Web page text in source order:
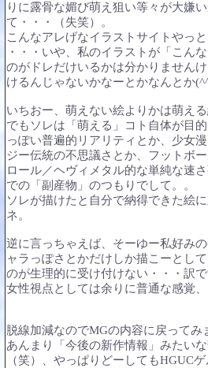
りに露骨な媚び萌え狙い等々が大嫌
て・・・（失笑）。
こんなアレげなイラストサイトやっ
・・・いや、私のイラストが「こん
のがドレだけいるかは分かりません
けるんじゃないかなーとかなんとか
いちおー、萌えない絵よりかは萌え
でもソレは「萌える」コト自体が目
っぽい普遍的リアリティとか、少女
ジー伝統の不思議さとか、フットボ
ロール／ヘヴィメタル的な単純な速
での「副産物」のつもりでして。。
ソレが描けたと自分で納得できた絵
ネ。
逆に言っちゃえば、そーゆー私好み
ャラっぽさとかだけしか描こーとし
のが生理的に受け付けない・・・訳
女性視点としては余りに普通な感覚
脱線加減なのでMGの内容に戻ってみ
あんまり「今後の新作情報」みたい
（笑）、やっぱりどーしてもHGUC